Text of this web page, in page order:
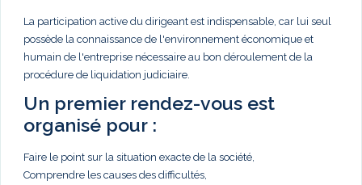
La participation active du dirigeant est indispensable, car lui seul
possède la connaissance de l'environnement économique et
humain de l'entreprise nécessaire au bon déroulement de la
procédure de liquidation judiciaire.
Un premier rendez-vous est
organisé pour :
Faire le point sur la situation exacte de la société,
Comprendre les causes des difficultés,